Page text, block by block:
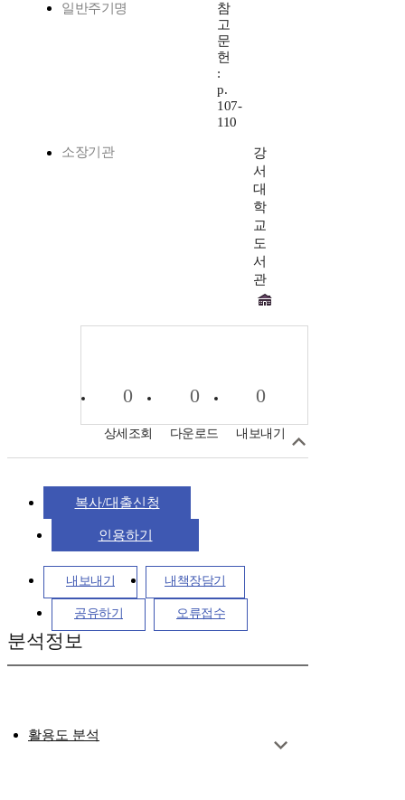
일반주기명
참
고
문
헌
:
p.
107-
110
소장기관
강
서
대
학
교
도
서
관
0
상세조회
0
다운로드
0
내보내기
복사/대출신청
인용하기
내보내기 내책장담기
공유하기 오류접수
분석정보
활용도 분석